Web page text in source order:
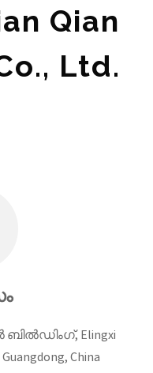
Qian
Ltd.
ബിൽഡിംഗ്, Elingxi
China